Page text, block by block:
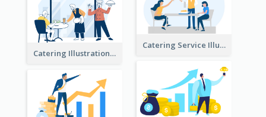
Catering Service Illustration
Catering Illustration